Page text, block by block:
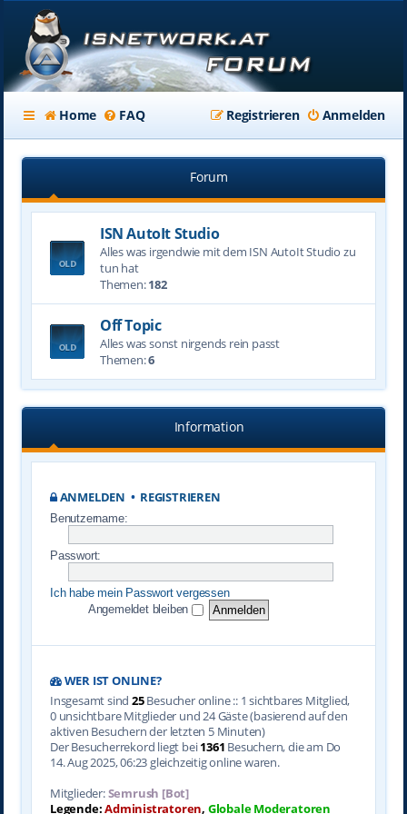
Home FAQ Anmelden
Registrieren
Forum
ISN AutoIt Studio
Alles was irgendwie mit dem ISN AutoIt Studio zu
tun hat
Themen:182
Off Topic
Alles was sonst nirgends rein passt
Themen:6
Information
ANMELDEN • REGISTRIEREN
Benutzername:
Passwort:
Ich habe mein Passwort vergessen
Angemeldet bleiben
WER IST ONLINE?
Insgesamt sind 25Besucher online :: 1 sichtbares Mitglied,
0 unsichtbare Mitglieder und 24 Gäste (basierend auf den
aktiven Besuchern der letzten 5 Minuten)
Der Besucherrekord liegt bei1361 Besuchern, die am Do
14. Aug 2025, 06:23 gleichzeitig online waren.
Mitglieder:Semrush [Bot]
Legende:Administratoren, Globale Moderatoren